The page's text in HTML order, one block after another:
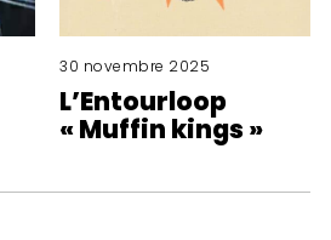
30 novembre 2025
L’Entourloop
« Muffin kings »